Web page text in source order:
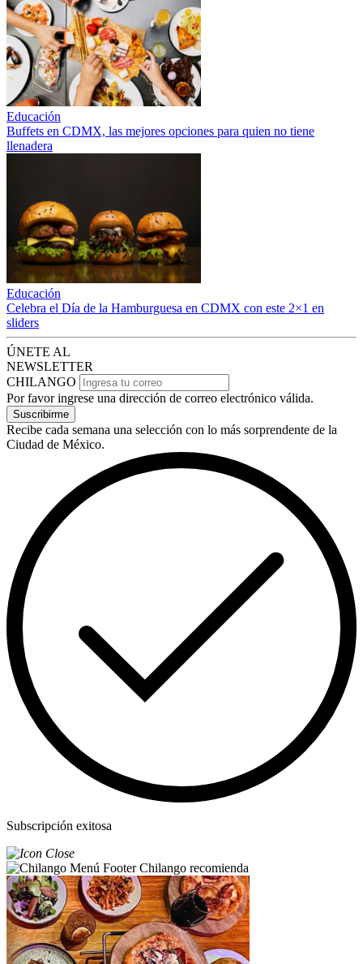
Educación
Buffets en CDMX, las mejores opciones para quien no tiene
llenadera
Educación
Celebra el Día de la Hamburguesa en CDMX con este 2×1 en
sliders
ÚNETE AL
NEWSLETTER
CHILANGO
Por favor ingrese una dirección de correo electrónico válida.
Suscribirme
Recibe cada semana una selección con lo más sorprendente de la
Ciudad de México.
Subscripción exitosa
Chilango recomienda